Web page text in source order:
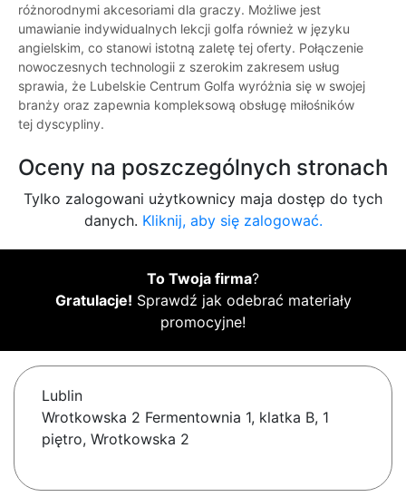
różnorodnymi akcesoriami dla graczy. Możliwe jest
umawianie indywidualnych lekcji golfa również w języku
angielskim, co stanowi istotną zaletę tej oferty. Połączenie
nowoczesnych technologii z szerokim zakresem usług
sprawia, że Lubelskie Centrum Golfa wyróżnia się w swojej
branży oraz zapewnia kompleksową obsługę miłośników
tej dyscypliny.
Oceny na poszczególnych stronach
Tylko zalogowani użytkownicy maja dostęp do tych
danych. Kliknij, aby się zalogować.
To Twoja firma?
Gratulacje! Sprawdź jak odebrać materiały
promocyjne!
Lublin
Wrotkowska 2 Fermentownia 1, klatka B, 1
piętro, Wrotkowska 2